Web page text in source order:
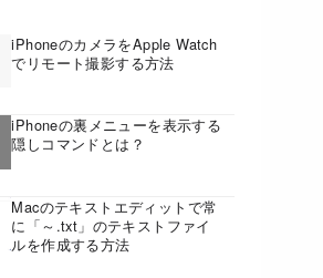
iPhoneのカメラをApple Watch
でリモート撮影する方法
iPhoneの裏メニューを表示する
隠しコマンドとは？
Macのテキストエディットで常
に「～.txt」のテキストファイ
ルを作成する方法